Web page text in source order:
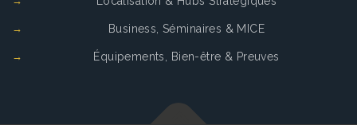
Business, Séminaires & MICE
Équipements, Bien-être & Preuves